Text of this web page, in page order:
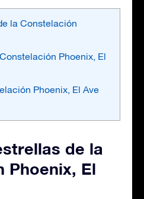
la Constelación
Phoenix, El
Phoenix, El Ave
de la
Phoenix, El